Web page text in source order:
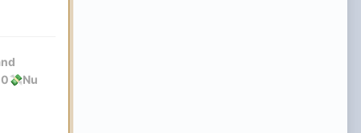
💸Nu